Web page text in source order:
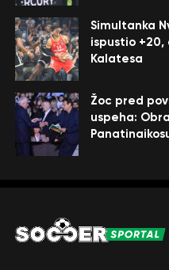
Simultanka
ispustio +20,
Kalatesa
Žoc pred
uspeha: